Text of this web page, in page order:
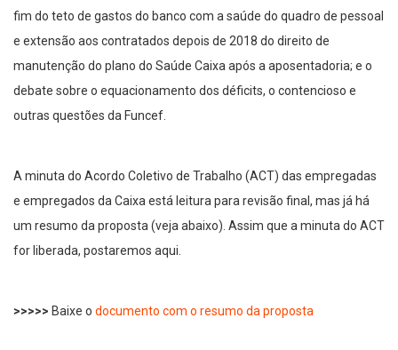
fim do teto de gastos do banco com a saúde do quadro de pessoal
e extensão aos contratados depois de 2018 do direito de
manutenção do plano do Saúde Caixa após a aposentadoria; e o
debate sobre o equacionamento dos déficits, o contencioso e
outras questões da Funcef.
A minuta do Acordo Coletivo de Trabalho (ACT) das empregadas
e empregados da Caixa está leitura para revisão final, mas já há
um resumo da proposta (veja abaixo). Assim que a minuta do ACT
for liberada, postaremos aqui.
>>>>> Baixe o documento com o resumo da proposta